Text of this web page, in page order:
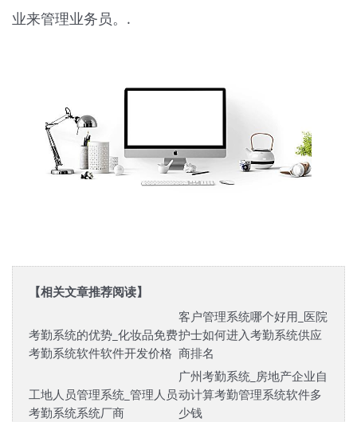
业来管理业务员。.
【相关文章推荐阅读】
考勤系统的优势_化妆品免费
考勤系统软件软件开发价格
客户管理系统哪个好用_医院
护士如何进入考勤系统供应
商排名
工地人员管理系统_管理人员
考勤系统系统厂商
广州考勤系统_房地产企业自
动计算考勤管理系统软件多
少钱